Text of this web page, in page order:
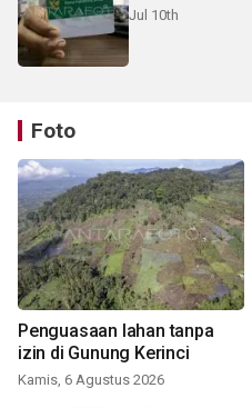
Jul 10th
Foto
Penguasaan lahan tanpa
izin di Gunung Kerinci
Kamis, 6 Agustus 2026